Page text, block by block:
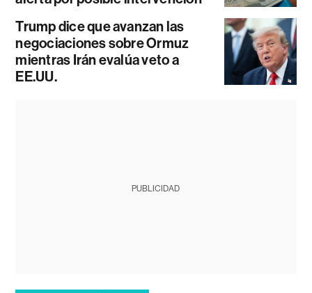
Trump dice que avanzan las
negociaciones sobre Ormuz
mientras Irán evalúa veto a
EE.UU.
PUBLICIDAD